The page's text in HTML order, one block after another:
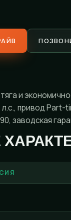
и
л.с., привод
заводская